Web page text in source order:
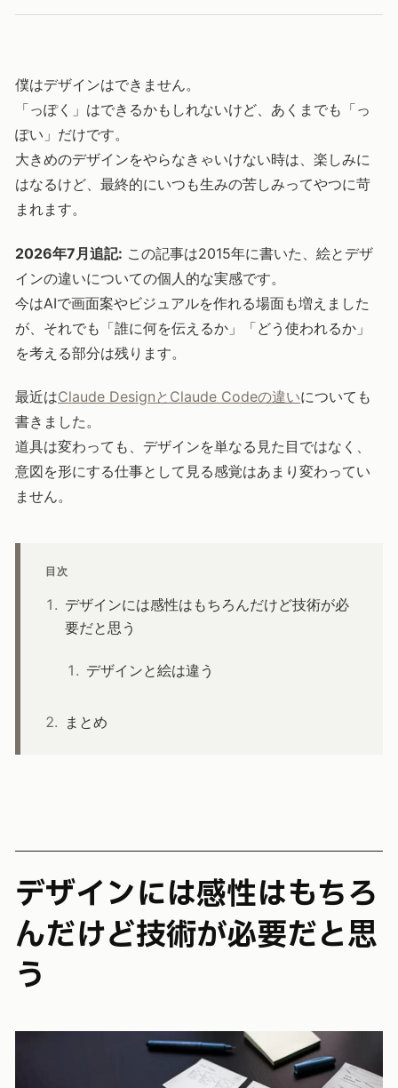
僕はデザインはできません。
「っぽく」はできるかもしれないけど、あくまでも「っ
ぽい」だけです。
大きめのデザインをやらなきゃいけない時は、楽しみに
はなるけど、最終的にいつも生みの苦しみってやつに苛
まれます。
2026年7月追記: この記事は2015年に書いた、絵とデザ
インの違いについての個人的な実感です。
今はAIで画面案やビジュアルを作れる場面も増えました
が、それでも「誰に何を伝えるか」「どう使われるか」
を考える部分は残ります。
最近はClaude DesignとClaude Codeの違いについても
書きました。
道具は変わっても、デザインを単なる見た目ではなく、
意図を形にする仕事として見る感覚はあまり変わってい
ません。
目次
デザインには感性はもちろんだけど技術が必
要だと思う
デザインと絵は違う
まとめ
デザインには感性はもちろ
んだけど技術が必要だと思
う